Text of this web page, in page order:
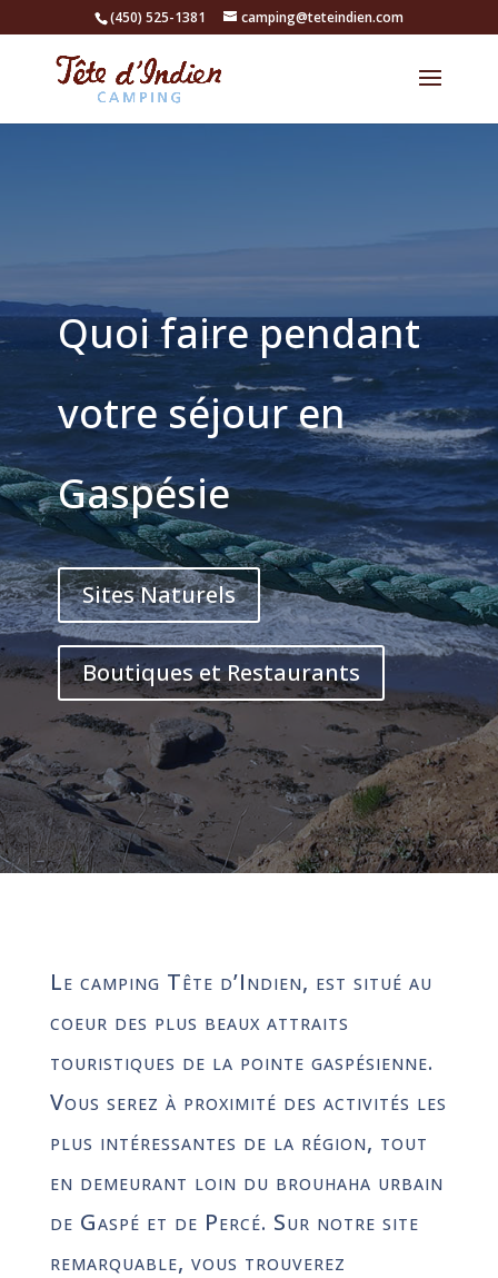
(450) 525-1381 camping@teteindien.com
Quoi faire pendant
votre séjour en
Gaspésie
Sites Naturels
Boutiques et Restaurants
Le camping Tête d’Indien, est situé au
coeur des plus beaux attraits
touristiques de la pointe gaspésienne.
Vous serez à proximité des activités les
plus intéressantes de la région, tout
en demeurant loin du brouhaha urbain
de Gaspé et de Percé. Sur notre site
remarquable, vous trouverez